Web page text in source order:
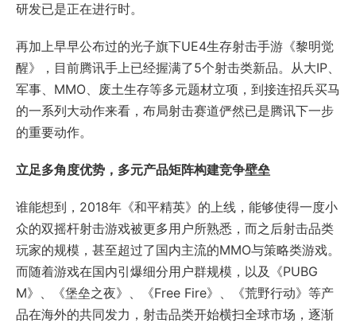
研发已是正在进行时。
再加上早早公布过的光子旗下UE4生存射击手游《黎明觉
醒》，目前腾讯手上已经握满了5个射击类新品。从大IP、
军事、MMO、废土生存等多元题材立项，到接连招兵买马
的一系列大动作来看，布局射击赛道俨然已是腾讯下一步
的重要动作。
立足多角度优势，多元产品矩阵构建竞争壁垒
谁能想到，2018年《和平精英》的上线，能够使得一度小
众的双摇杆射击游戏被更多用户所熟悉，而之后射击品类
玩家的规模，甚至超过了国内主流的MMO与策略类游戏。
而随着游戏在国内引爆细分用户群规模，以及《PUBG
M》、《堡垒之夜》、《Free Fire》、《荒野行动》等产
品在海外的共同发力，射击品类开始横扫全球市场，逐渐